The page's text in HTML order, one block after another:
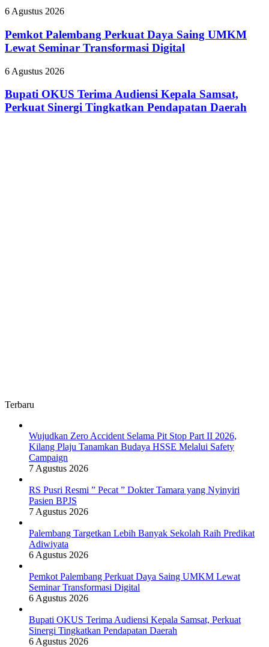
BPJS
Predikat
Pemkot
Perkuat
Daya
Saing
Lewat
Transformasi
Digital
6 Agustus 2026
Pemkot Palembang Perkuat Daya Saing UMKM
Lewat Seminar Transformasi Digital
Bupati
Terima
Audiensi
Kepala
6 Agustus 2026
Bupati OKUS Terima Audiensi Kepala Samsat,
Perkuat Sinergi Tingkatkan Pendapatan Daerah
Terbaru
Wujudkan Zero Accident Selama Pit Stop Part II 2026,
Kilang Plaju Tanamkan Budaya HSSE Melalui Safety
Campaign
7 Agustus 2026
RS Pusri Resmi ” Pecat ” Dokter Tamara yang Nyinyiri
Pasien BPJS
7 Agustus 2026
Palembang Targetkan Lebih Banyak Sekolah Raih Predikat
Adiwiyata
6 Agustus 2026
Pemkot Palembang Perkuat Daya Saing UMKM Lewat
Seminar Transformasi Digital
6 Agustus 2026
Bupati OKUS Terima Audiensi Kepala Samsat, Perkuat
Sinergi Tingkatkan Pendapatan Daerah
6 Agustus 2026